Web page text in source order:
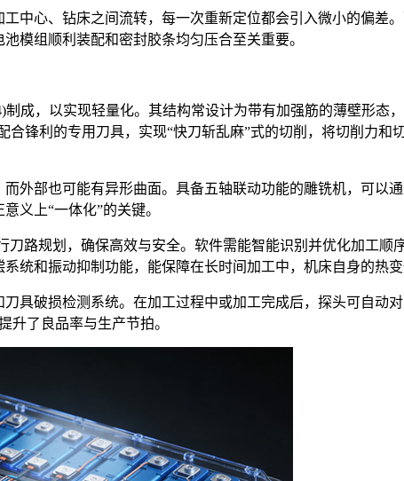
心、钻床之间流转，每一次重新定位都会引入微小的偏差
模组顺利装配和密封胶条均匀压合至关重要。
，以实现轻量化。其结构常设计为带有加强筋的薄壁形态
锋利的专用刀具，实现“快刀斩乱麻”式的切削，将切削力和
部也可能有异形曲面。具备五轴联动功能的雕铣机，可以
义上“一体化”的关键。
规划，确保高效与安全。软件需能智能识别并优化加工顺
和振动抑制功能，能保障在长时间加工中，机床自身的热
破损检测系统。在加工过程中或加工完成后，探头可自动
升了良品率与生产节拍。